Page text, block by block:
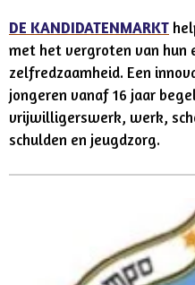
DE KANDIDATENMARKT
met het vergroten van hun
zelfredzaamheid. Een
jongeren vanaf 16 jaar
vrijwilligerswerk, werk,
schulden en jeugdzorg.